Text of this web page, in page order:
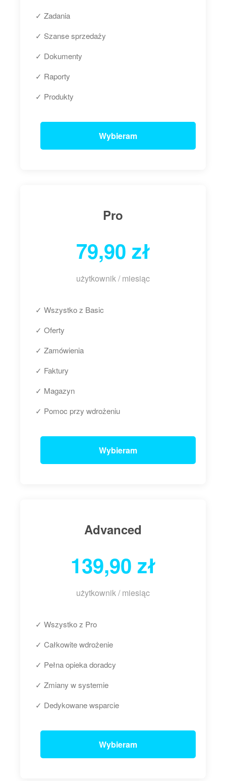
✓ Zadania
✓ Szanse sprzedaży
✓ Dokumenty
✓ Raporty
✓ Produkty
Wybieram
Pro
79,90 zł
użytkownik / miesiąc
✓ Wszystko z Basic
✓ Oferty
✓ Zamówienia
✓ Faktury
✓ Magazyn
✓ Pomoc przy wdrożeniu
Wybieram
Advanced
139,90 zł
użytkownik / miesiąc
✓ Wszystko z Pro
✓ Całkowite wdrożenie
✓ Pełna opieka doradcy
✓ Zmiany w systemie
✓ Dedykowane wsparcie
Wybieram